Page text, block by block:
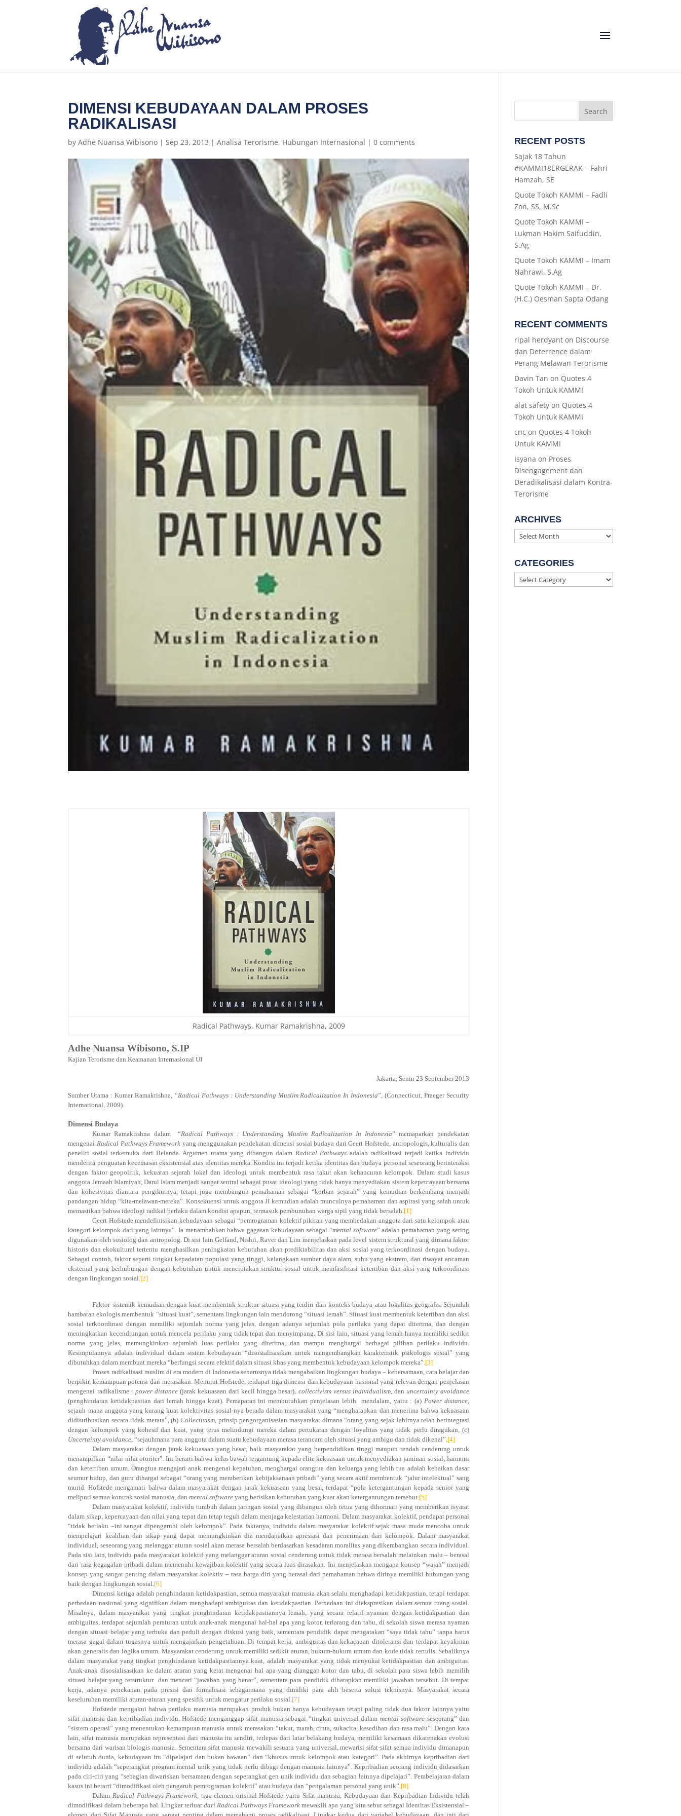
DIMENSI KEBUDAYAAN DALAM PROSES
RADIKALISASI
byAdhe Nuansa Wibisono |Sep 23, 2013 |Analisa Terorisme, Hubungan Internasional |0 comments
Radical Pathways, Kumar Ramakrishna, 2009
Adhe Nuansa Wibisono, S.IP
Kajian Terorisme dan Keamanan Internasional UI
Jakarta, Senin 23 September 2013
Sumber Utama : Kumar Ramakrishna, “Radical Pathways : Understanding Muslim Radicalization In Indonesia”, (Connecticut, Praeger Security
International, 2009)
Dimensi Budaya
Kumar Ramakrishna dalam
“Radical Pathways : Understanding Muslim Radicalization In Indonesia” memaparkan pendekatan
mengenai Radical Pathways Framework yang menggunakan pendekatan dimensi sosial budaya dari Geert Hofstede, antropologis, kulturalis dan
peneliti sosial terkemuka dari Belanda. Argumen utama yang dibangun dalam Radical Pathways adalah radikalisasi terjadi ketika individu
menderita penguatan kecemasan eksistensial atas identitas mereka. Kondisi ini terjadi ketika identitas dan budaya personal seseorang berinteraksi
dengan faktor geopolitik, kekuatan sejarah lokal dan ideologi untuk membentuk rasa takut akan kehancuran kelompok. Dalam studi kasus
anggota Jemaah Islamiyah, Darul Islam menjadi sangat sentral sebagai pusat ideologi yang tidak hanya menyediakan sistem kepercayaan bersama
dan kohesivitas diantara pengikutnya, tetapi juga membangun pemahaman sebagai “korban sejarah” yang kemudian berkembang menjadi
pandangan hidup “kita-melawan-mereka”. Konsekuensi untuk anggota JI kemudian adalah munculnya pemahaman dan aspirasi yang salah untuk
memastikan bahwa ideologi radikal berlaku dalam kondisi apapun, termasuk pembunuhan warga sipil yang tidak bersalah. [1]
Geert Hofstede mendefinisikan kebudayaan sebagai “pemrograman kolektif pikiran yang membedakan anggota dari satu kelompok atau
kategori kelompok dari yang lainnya”. Ia menambahkan bahwa gagasan kebudayaan sebagai “mental software” adalah pemahaman yang sering
digunakan oleh sosiolog dan antropolog. Di sisi lain Gelfand, Nishii, Raver dan Lim menjelaskan pada level sistem struktural yang dimana faktor
historis dan ekokultural tertentu menghasilkan peningkatan kebutuhan akan prediktabilitas dan aksi sosial yang terkoordinasi dengan budaya.
Sebagai contoh, faktor seperti tingkat kepadatan populasi yang tinggi, kelangkaan sumber daya alam, suhu yang ekstrem, dan riwayat ancaman
eksternal yang berhubungan dengan kebutuhan untuk menciptakan struktur sosial untuk memfasilitasi ketertiban dan aksi yang terkoordinasi
dengan lingkungan sosial. [2]
Faktor sistemik kemudian dengan kuat membentuk struktur situasi yang terdiri dari konteks budaya atau lokalitas geografis. Sejumlah
hambatan ekologis membentuk “situasi kuat”, sementara lingkungan lain mendorong “situasi lemah”. Situasi kuat membentuk ketertiban dan aksi
sosial terkoordinasi dengan memiliki sejumlah norma yang jelas, dengan adanya sejumlah pola perilaku yang dapat diterima, dan dengan
meningkatkan kecendrungan untuk mencela perilaku yang tidak tepat dan menyimpang. Di sisi lain, situasi yang lemah hanya memiliki sedikit
norma yang jelas, memungkinkan sejumlah luas perilaku yang diterima, dan mampu menghargai berbagai pilihan perilaku individu.
Kesimpulannya adalah individual dalam sistem kebudayaan “disosialisasikan untuk mengembangkan karakteristik psikologis sosial” yang
dibutuhkan dalam membuat mereka “berfungsi secara efektif dalam situasi khas yang membentuk kebudayaan kelompok mereka”. [3]
Proses radikalisasi muslim di era modern di Indonesia seharusnya tidak mengabaikan lingkungan budaya – kebersamaan, cara belajar dan
berpikir, kemampuan potensi dan merasakan. Menurut Hofstede, terdapat tiga dimensi dari kebudayaan nasional yang relevan dengan penjelasan
mengenai radikalisme : power distance(jarak kekuasaan dari kecil hingga besar), collectivism versus individualism, dan uncertainty avoidance
(penghindaran ketidakpastian dari lemah hingga kuat). Pemaparan ini membutuhkan penjelasan lebih
mendalam, yaitu : (a) Power distance
sejauh mana anggota yang kurang kuat kolektivitas sosial-nya berada dalam masyarakat yang “mengharapkan dan menerima bahwa kekuasaan
didistribusikan secara tidak merata”, (b) Collectivism, prinsip pengorganisasian masyarakat dimana “orang yang sejak lahirnya telah berintegrasi
dengan kelompok yang kohesif dan kuat, yang terus melindungi mereka dalam pertukaran dengan loyalitas yang tidak perlu diragukan, (c)
Uncertainty avoidance , “sejauhmana para anggota dalam suatu kebudayaan merasa terancam oleh situasi yang ambigu dan tidak dikenal”. [4]
Dalam masyarakat dengan jarak kekuasaan yang besar, baik masyarakat yang berpendidikan tinggi maupun rendah cenderung untuk
menampilkan “nilai-nilai otoriter”. Ini berarti bahwa kelas bawah tergantung kepada elite kekuasaan untuk menyediakan jaminan sosial, harmoni
dan ketertiban umum. Orangtua mengajari anak mengenai kepatuhan, menghargai orangtua dan keluarga yang lebih tua adalah kebaikan dasar
seumur hidup, dan guru dihargai sebagai “orang yang memberikan kebijaksanaan pribadi” yang secara aktif membentuk “jalur intelektual” sang
murid. Hofstede mengamati bahwa dalam masyarakat dengan jarak kekuasaan yang besar, terdapat “pola ketergantungan kepada senior yang
meliputi semua kontrak sosial manusia, danmental software yang berisikan kebutuhan yang kuat akan ketergantungan tersebut. [5]
Dalam masyarakat kolektif, individu tumbuh dalam jaringan sosial yang dibangun oleh tetua yang dihormati yang memberikan isyarat
dalam sikap, kepercayaan dan nilai yang tepat dan tetap teguh dalam menjaga kelestarian harmoni. Dalam masyarakat kolektif, pendapat personal
“tidak berlaku –ini sangat dipengaruhi oleh kelompok”. Pada faktanya, individu dalam masyarakat kolektif sejak masa muda mencoba untuk
mempelajari keahlian dan sikap yang dapat memungkinkan dia mendapatkan apresiasi dan penerimaan dari kelompok. Dalam masyarakat
individual, seseorang yang melanggar aturan sosial akan merasa bersalah berdasarkan kesadaran moralitas yang dikembangkan secara individual.
Pada sisi lain, individu pada masyarakat kolektif yang melanggar aturan sosial cenderung untuk tidak merasa bersalah melainkan malu – berasal
dari rasa kegagalan pribadi dalam memenuhi kewajiban kolektif yang secara luas dirasakan. Ini menjelaskan mengapa konsep “wajah” menjadi
konsep yang sangat penting dalam masyarakat kolektiv – rasa harga diri yang berasal dari pemahaman bahwa dirinya memiliki hubungan yang
baik dengan lingkungan sosial. [6]
Dimensi ketiga adalah penghindaran ketidakpastian, semua masyarakat manusia akan selalu menghadapi ketidakpastian, tetapi terdapat
perbedaan nasional yang signifikan dalam menghadapi ambiguitas dan ketidakpastian. Perbedaan ini diekspresikan dalam semua ruang sosial.
Misalnya, dalam masyarakat yang tingkat penghindaran ketidakpastiannya lemah, yang secara relatif nyaman dengan ketidakpastian dan
ambiguitas, terdapat sejumlah peraturan untuk anak-anak mengenai hal-hal apa yang kotor, terlarang dan tabu, di sekolah siswa merasa nyaman
dengan situasi belajar yang terbuka dan peduli dengan diskusi yang baik, sementara pendidik dapat mengatakan “saya tidak tahu” tanpa harus
merasa gagal dalam tugasnya untuk mengajarkan pengetahuan. Di tempat kerja, ambiguitas dan kekacauan ditoleransi dan terdapat keyakinan
akan generalis dan logika umum. Masyarakat cenderung untuk memiliki sedikit aturan, hukum-hukum umum dan kode tidak tertulis. Sebaliknya
dalam masyarakat yang tingkat penghindaran ketidakpastiannya kuat, adalah masyarakat yang tidak menyukai ketidakpastian dan ambiguitas.
Anak-anak disosialisasikan ke dalam aturan yang ketat mengenai hal apa yang dianggap kotor dan tabu, di sekolah para siswa lebih memilih
situasi belajar yang terstruktur dan mencari “jawaban yang benar”, sementara para pendidik diharapkan memiliki jawaban tersebut. Di tempat
kerja, adanya penekanan pada presisi dan formalisasi sebagaimana yang dimiliki para ahli beserta solusi teknisnya. Masyarakat secara
keseluruhan memiliki aturan-aturan yang spesifik untuk mengatur perilaku sosial. [7]
Hofstede mengakui bahwa perilaku manusia merupakan produk bukan hanya kebudayaan tetapi paling tidak dua faktor lainnya yaitu
sifat manusia dan kepribadian individu. Hofstede menganggap sifat manusia sebagai “tingkat universal dalam mental software seseorang” dan
“sistem operasi” yang menentukan kemampuan manusia untuk merasakan “takut, marah, cinta, sukacita, kesedihan dan rasa malu”. Dengan kata
lain, sifat manusia merupakan representasi dari manusia itu sendiri, terlepas dari latar belakang budaya, memiliki kesamaan dikarenakan evolusi
bersama dari warisan biologis manusia. Sementara sifat manusia mewakili sesuatu yang universal, mewarisi sifat-sifat semua individu dimanapun
di seluruh dunia, kebudayaan itu “dipelajari dan bukan bawaan” dan “khusus untuk kelompok atau kategori”. Pada akhirnya kepribadian dari
individu adalah “seperangkat program mental unik yang tidak perlu dibagi dengan manusia lainnya”. Kepribadian seorang individu didasarkan
pada ciri-ciri yang “sebagian diwariskan bersamaan dengan seperangkat gen unik individu dan sebagian lainnya dipelajari”. Pembelajaran dalam
kasus ini berarti “dimodifikasi oleh pengaruh pemrograman kolektif” atau budaya dan “pengalaman personal yang unik”. [8]
Dalam Radical Pathways Framework , tiga elemen orisinal Hofstede yaitu Sifat manusia, Kebudayaan dan Kepribadian Individu telah
dimodifikasi dalam beberapa hal. Lingkar terluardari Radical Pathways Framework mewakili apa yang kita sebut sebagai Identitas Eksistensial –
RECENT POSTS
Sajak 18 Tahun
#KAMMI18ERGERAK – Fahri
Hamzah, SE
Quote Tokoh KAMMI – Fadli
Zon, SS, M.Sc
Quote Tokoh KAMMI –
Lukman Hakim Saifuddin,
S.Ag
Quote Tokoh KAMMI – Imam
Nahrawi, S.Ag
Quote Tokoh KAMMI – Dr.
(H.C.) Oesman Sapta Odang
RECENT COMMENTS
ripal herdyant on Discourse
dan Deterrence dalam
Perang Melawan Terorisme
Davin Tan on Quotes 4
Tokoh Untuk KAMMI
alat safety on Quotes 4
Tokoh Untuk KAMMI
cnc on Quotes 4 Tokoh
Untuk KAMMI
Isyana on Proses
Disengagement dan
Deradikalisasi dalam Kontra-
Terorisme
ARCHIVES
Archives
CATEGORIES
Categories